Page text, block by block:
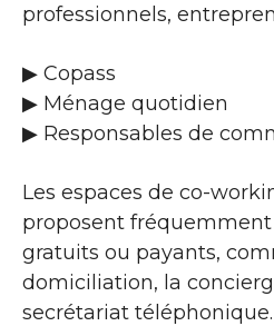
professionnels,
▶​ Copass
▶​ Ménage quotidien
▶​ Responsables de
Les espaces de co-
proposent fréquemment
gratuits ou payants,
domiciliation, la
secrétariat téléphonique.